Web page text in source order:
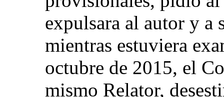
expulsara al autor y a
mientras estuviera
octubre de 2015, el
mismo Relator,